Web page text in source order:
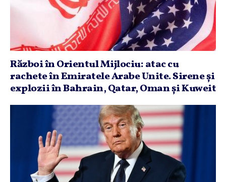
Război în Orientul Mijlociu: atac cu
rachete în Emiratele Arabe Unite. Sirene şi
explozii în Bahrain, Qatar, Oman şi Kuweit